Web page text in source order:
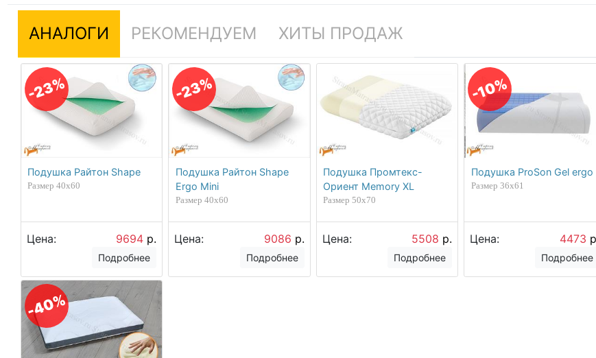
АНАЛОГИ РЕКОМЕНДУЕМ ХИТЫ ПРОДАЖ
-23%
Подушка Райтон Shape
Размер 40х60
Цена: 9694 р.
Подробнее
-23%
Подушка Райтон Shape
Ergo Mini
Размер 40х60
Цена: 9086 р.
Подробнее
Подушка Промтекс-
Ориент Мemory XL
Размер 50х70
Цена: 5508 р.
Подробнее
-10%
Подушка ProSon Gel ergo
Размер 36х61
Цена: 4473
Подробнее
-40%